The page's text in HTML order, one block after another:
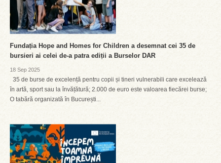
Fundația Hope and Homes for Children a desemnat cei 35 de
bursieri ai celei de-a patra ediții a Burselor DAR
18 Sep 2025
35 de burse de excelență pentru copii și tineri vulnerabili care excelează
în artă, sport sau la învățătură; 2.000 de euro este valoarea fiecărei burse;
O tabără organizată în București...